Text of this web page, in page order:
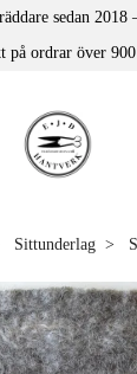
sedan
på ordrar över
Sittunderlag